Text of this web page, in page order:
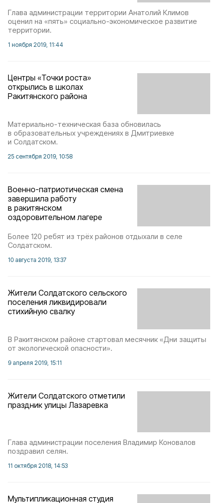
Глава администрации территории Анатолий Климов
оценил на «пять» социально-экономическое развитие
территории.
1 ноября 2019, 11:44
Центры «Точки роста»
открылись в школах
Ракитянского района
Материально-техническая база обновилась
в образовательных учреждениях в Дмитриевке
и Солдатском.
25 сентября 2019, 10:58
Военно-патриотическая смена
завершила работу
в ракитянском
оздоровительном лагере
Более 120 ребят из трёх районов отдыхали в селе
Солдатском.
10 августа 2019, 13:37
Жители Солдатского сельского
поселения ликвидировали
стихийную свалку
В Ракитянском районе стартовал месячник «Дни защиты
от экологической опасности».
9 апреля 2019, 15:11
Жители Солдатского отметили
праздник улицы Лазаревка
Глава администрации поселения Владимир Коновалов
поздравил селян.
11 октября 2018, 14:53
Мультипликационная студия